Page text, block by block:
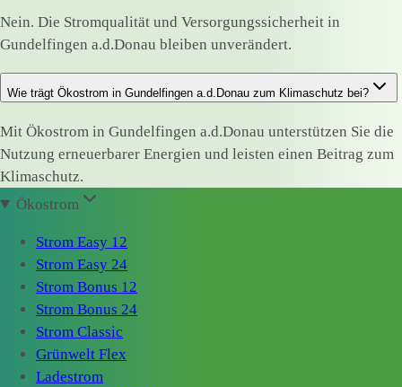
Nein. Die Stromqualität und Versorgungssicherheit in
Gundelfingen a.d.Donau bleiben unverändert.
Wie trägt Ökostrom in Gundelfingen a.d.Donau zum Klimaschutz bei?
Mit Ökostrom in Gundelfingen a.d.Donau unterstützen Sie die
Nutzung erneuerbarer Energien und leisten einen Beitrag zum
Klimaschutz.
Ökostrom
Strom Easy 12
Strom Easy 24
Strom Bonus 12
Strom Bonus 24
Strom Classic
Grünwelt Flex
Ladestrom